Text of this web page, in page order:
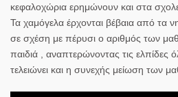
κεφαλοχώρια ερημώνουν και στα
Τα χαμόγελα έρχονται βέβαια από τα
σε σχέση με πέρυσι ο αριθμός των
παιδιά , αναπτερώνοντας τις
τελειώνει και η συνεχής μείωση των